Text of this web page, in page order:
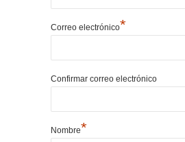
Correo electrónico*
Confirmar correo electrónico
Nombre*